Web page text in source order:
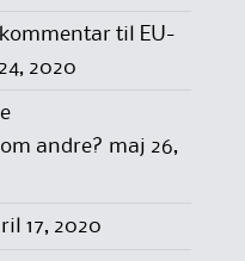
kommentar til EU-
2020
andre? maj 26,
17, 2020